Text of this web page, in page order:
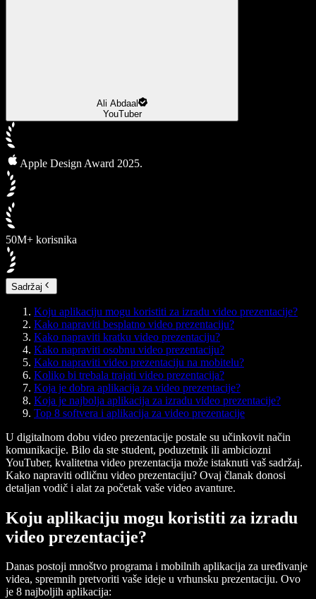
Ali Abdaal
YouTuber
Apple Design Award 2025.
50M+ korisnika
Sadržaj
Koju aplikaciju mogu koristiti za izradu video prezentacije?
Kako napraviti besplatno video prezentaciju?
Kako napraviti kratku video prezentaciju?
Kako napraviti osobnu video prezentaciju?
Kako napraviti video prezentaciju na mobitelu?
Koliko bi trebala trajati video prezentacija?
Koja je dobra aplikacija za video prezentacije?
Koja je najbolja aplikacija za izradu video prezentacije?
Top 8 softvera i aplikacija za video prezentacije
U digitalnom dobu video prezentacije postale su učinkovit način
komunikacije. Bilo da ste student, poduzetnik ili ambiciozni
YouTuber, kvalitetna video prezentacija može istaknuti vaš sadržaj.
Kako napraviti odličnu video prezentaciju? Ovaj članak donosi
detaljan vodič i alat za početak vaše video avanture.
Koju aplikaciju mogu koristiti za izradu
video prezentacije?
Danas postoji mnoštvo programa i mobilnih aplikacija za uređivanje
videa, spremnih pretvoriti vaše ideje u vrhunsku prezentaciju. Ovo
je 8 najboljih aplikacija: